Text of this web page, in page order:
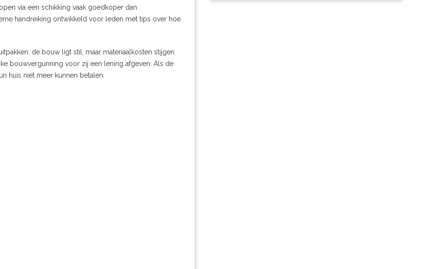
via een schikking vaak goedkoper dan
handreiking ontwikkeld voor leden met tips over hoe
de bouw ligt stil, maar materiaalkosten stijgen
bouwvergunning voor zij een lening afgeven. Als de
huis niet meer kunnen betalen.